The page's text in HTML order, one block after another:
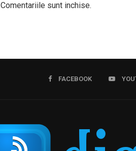
Comentariile sunt inchise.
FACEBOOK